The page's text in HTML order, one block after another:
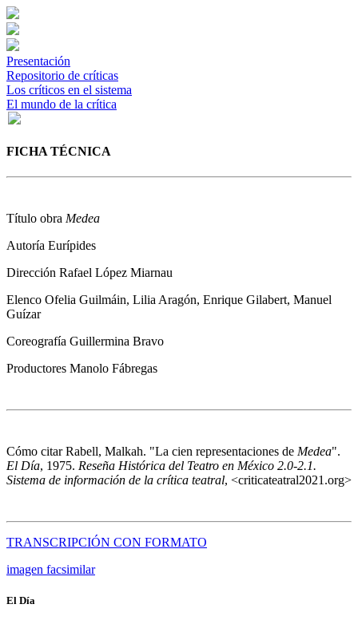
Presentación
Repositorio de críticas
Los críticos en el sistema
El mundo de la crítica
FICHA TÉCNICA
Título obra Medea
Autoría Eurípides
Dirección Rafael López Miarnau
Elenco Ofelia Guilmáin, Lilia Aragón, Enrique Gilabert, Manuel
Guízar
Coreografía Guillermina Bravo
Productores Manolo Fábregas
Cómo citarRabell, Malkah. "La cien representaciones de Medea".
El Día, 1975. Reseña Histórica del Teatro en México 2.0-2.1.
Sistema de información de la crítica teatral, <criticateatral2021.org>
TRANSCRIPCIÓN CON FORMATO
imagen facsimilar
El Día